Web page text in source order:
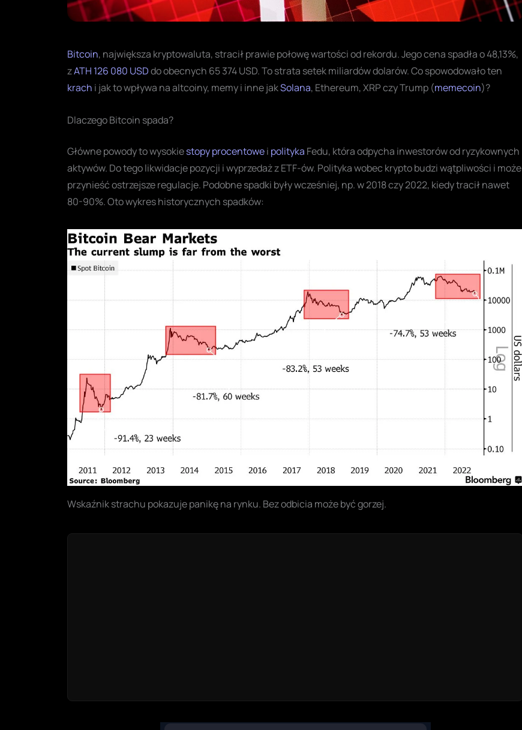
Bitcoin, największa kryptowaluta, stracił prawie połowę wartości od rekordu. Jego cena spadła o 48,13%,
zATH 126 080 USDdo obecnych 65 374 USD. To strata setek miliardów dolarów. Co spowodowało ten
krach i jak to wpływa na altcoiny, memy i inne jakSolana, Ethereum, XRP czy Trump (memecoin)?
Dlaczego Bitcoin spada?
Główne powody to wysokiestopy procentowei polityka Fedu, która odpycha inwestorów od ryzykownych
aktywów. Do tego likwidacje pozycji i wyprzedaż z ETF-ów. Polityka wobec krypto budzi wątpliwości i może
przynieść ostrzejsze regulacje. Podobne spadki były wcześniej, np. w 2018 czy 2022, kiedy tracił nawet
80-90%. Oto wykres historycznych spadków:
Wskaźnik strachu pokazuje panikę na rynku. Bez odbicia może być gorzej.